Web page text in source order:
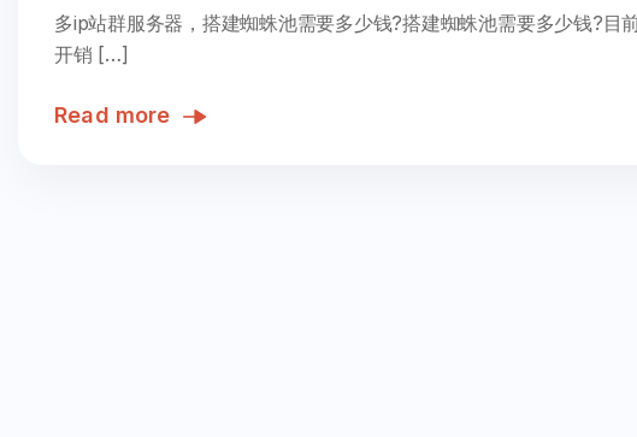
多ip站群服务器，搭建蜘蛛池需要多少钱?搭建蜘蛛池需要多少钱?目
开销 […]
Read more